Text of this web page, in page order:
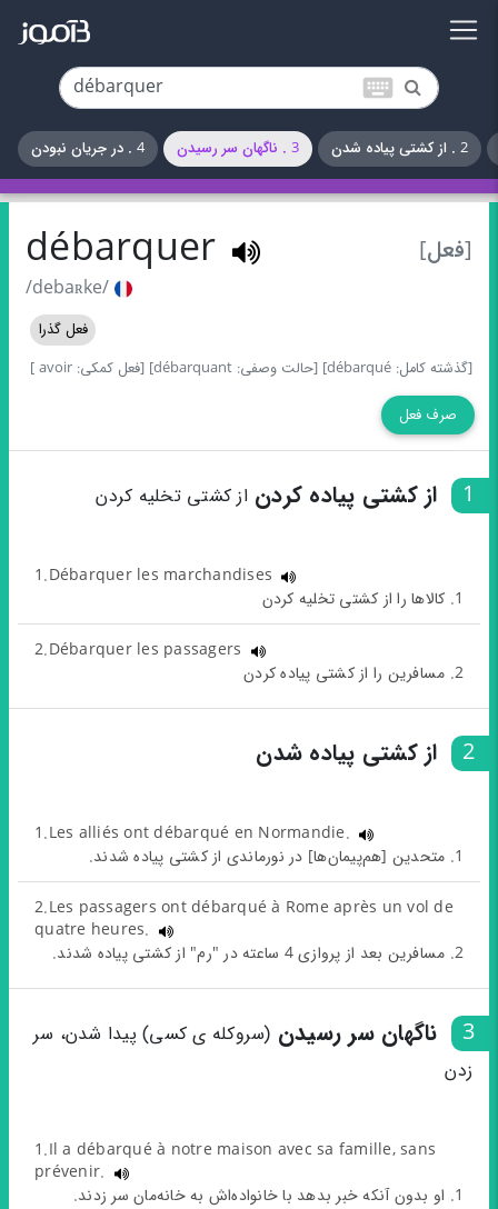
keyboard
2 . از کشتی پیاده شدن 3 . ناگهان سر رسیدن 4 . در جریان نبودن
[فعل] débarquer
/debaʀke/
فعل گذرا
[گذشته کامل: débarqué]
[حالت وصفی: débarquant] [فعل کمکی: avoir ]
صرف فعل
1 از کشتی پیاده کردن از کشتی تخلیه کردن
1.Débarquer les marchandises
1. کالاها را از کشتی تخلیه کردن
2.Débarquer les passagers
2. مسافرین را از کشتی پیاده کردن
2 از کشتی پیاده شدن
1.Les alliés ont débarqué en Normandie.
1. متحدین [هم‌پیمان‌ها] در نورماندی از کشتی پیاده شدند.
2.Les passagers ont débarqué à Rome après un vol de
quatre heures.
2. مسافرین بعد از پروازی 4 ساعته در "رم" از کشتی پیاده شدند.
3 ناگهان سر رسیدن (سروکله ی کسی) پیدا شدن، سر
زدن
1.Il a débarqué à notre maison avec sa famille, sans
prévenir.
1. او بدون آنکه خبر بدهد با خانواده‌اش به خانه‌مان سر زدند.